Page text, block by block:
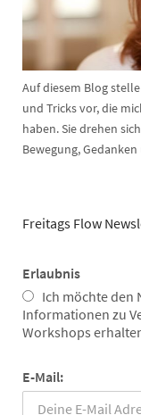
Auf diesem Blog
und Tricks vor, die
haben. Sie drehen
Bewegung,
Freitags Flow
Erlaubnis
Ich möchte den
Informationen zu
Workshops
E-Mail: